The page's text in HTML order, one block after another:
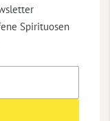
Spirituosen